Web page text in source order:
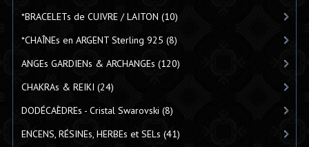
*BRACELETs de CUIVRE / LAITON (10)
*CHAÎNEs en ARGENT Sterling 925 (8)
ANGEs GARDIENs & ARCHANGEs (120)
CHAKRAs & REIKI (24)
DODÉCAÈDREs - Cristal Swarovski (8)
ENCENS, RÉSINEs, HERBEs et SELs (41)